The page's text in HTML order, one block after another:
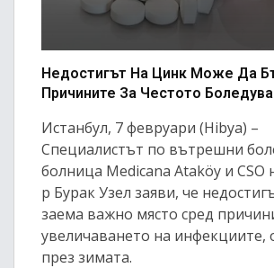
Недостигът На Цинк Може Да
Причините За Честото
Истанбул, 7 февруари (Hibya) –
Специалистът по вътрешни
болница Medicana Ataköy и CSO
р Бурак Узел заяви, че
заема важно място сред
увеличаването на инфекциите,
през зимата.